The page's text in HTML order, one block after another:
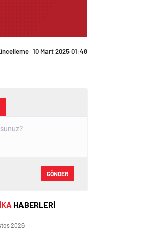
10 Mart 2025 01:48
GÖNDER
HABERLERİ
2026